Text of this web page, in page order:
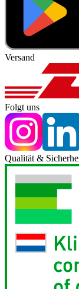
Versand
Folgt uns
Qualität &